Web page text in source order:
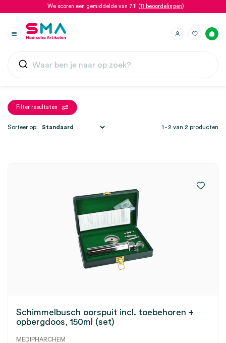
We scoren een gemiddelde van 7.1! (11 beoordelingen)
Filter resultaten
1 - 2 van 2 producten
Sorteer op:
Schimmelbusch oorspuit incl. toebehoren +
opbergdoos, 150ml (set)
MEDIPHARCHEM